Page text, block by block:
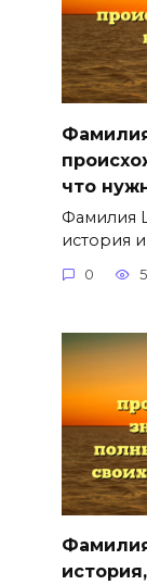
что
Фамилия
история
0